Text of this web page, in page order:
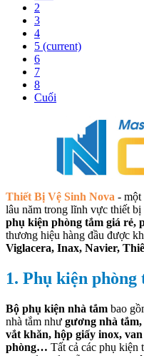
2
3
4
5 (current)
6
7
8
Cuối
Thiết Bị Vệ Sinh Nova - một
lâu năm trong lĩnh vực thiết bị
phụ kiện phòng tắm giá rẻ,
thương hiệu hàng đầu được
Viglacera, Inax, Navier,
1. Phụ kiện phòng
Bộ phụ kiện nhà tắm bao
nhà tắm như gương nhà
vắt khăn, hộp giấy inox,
phòng… Tất cả các phụ kiện